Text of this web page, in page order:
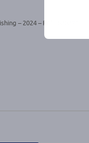
– 2024 – Réf : 620294